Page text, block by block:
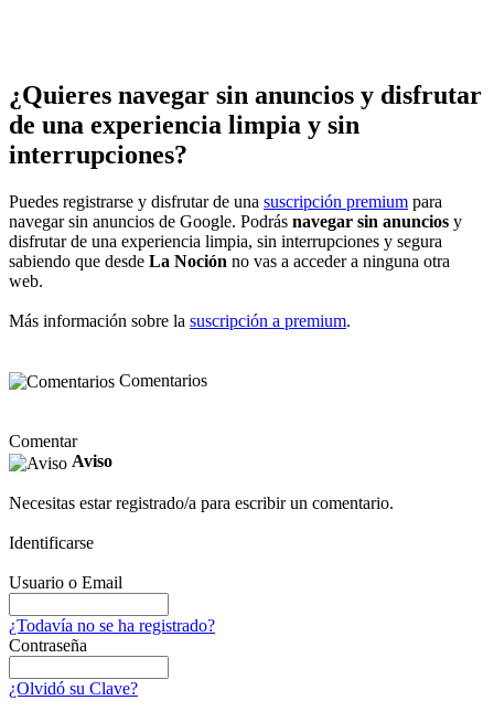
¿Quieres navegar sin anuncios y disfrutar
de una experiencia limpia y sin
interrupciones?
Puedes registrarse y disfrutar de una suscripción premium para
navegar sin anuncios de Google. Podrás navegar sin anuncios y
disfrutar de una experiencia limpia, sin interrupciones y segura
sabiendo que desde La Noción no vas a acceder a ninguna otra
web.
Más información sobre la suscripción a premium.
Comentarios
Comentar
Aviso
Necesitas estar registrado/a para escribir un comentario.
Identificarse
Usuario o Email
¿Todavía no se ha registrado?
Contraseña
¿Olvidó su Clave?